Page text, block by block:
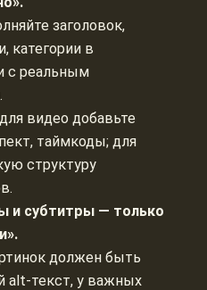
заголовок,
категории в
с реальным
видео добавьте
таймкоды; для
структуру
и субтитры — только
должен быть
alt-текст, у важных